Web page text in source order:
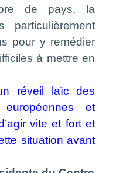
de pays, la
particulièrement
pour y remédier
à mettre en
réveil laïc des
européennes et
vite et fort et
situation avant